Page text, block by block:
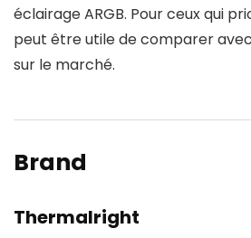
éclairage ARGB. Pour ceux qui
peut être utile de comparer
sur le marché.
Brand
Thermalright